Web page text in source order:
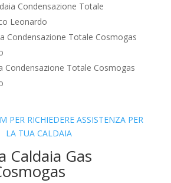
Condensazione Totale
Leonardo
Condensazione Totale Cosmogas
Condensazione Totale Cosmogas
PER RICHIEDERE ASSISTENZA PER
LA TUA CALDAIA
Caldaia Gas